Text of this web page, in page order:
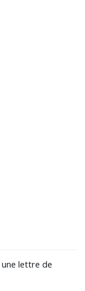
lettre de